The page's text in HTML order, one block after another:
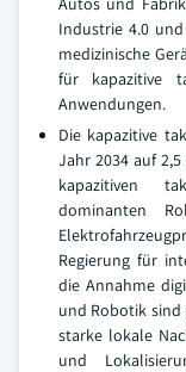
Industrie 4.0
medizinische
für kapazitive
Anwendungen.
Die kapazitive
Jahr 2034 auf
kapazitiven
dominanten
Regierung für
die Annahme
und Robotik sind
starke lokale
und